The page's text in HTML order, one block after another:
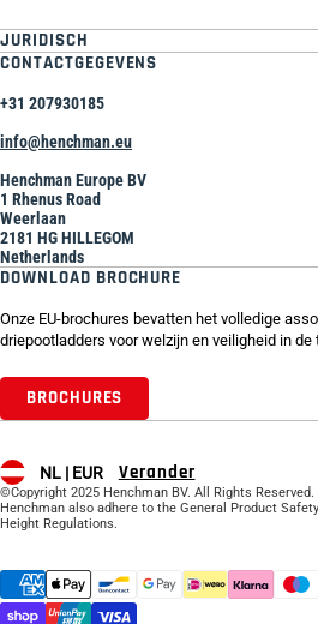
JURIDISCH
CONTACTGEGEVENS
+31 207930185
info@henchman.eu
Henchman Europe BV
1 Rhenus Road
Weerlaan
2181 HG HILLEGOM
Netherlands
DOWNLOAD BROCHURE
Onze EU-brochures bevatten het volledige
driepootladders voor welzijn en veiligheid in de
BROCHURES
NL | EUR Verander
©Copyright 2025 Henchman BV. All Rights
Henchman also adhere to the General Product
Height Regulations.
Supported payment methods